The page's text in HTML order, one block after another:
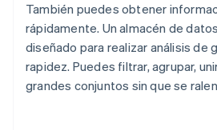
También puedes obtener
rápidamente. Un almacén de
diseñado para realizar análisis de
rapidez. Puedes filtrar, agrupar,
grandes conjuntos sin que se